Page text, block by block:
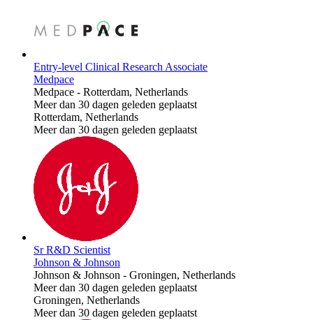
Entry-level Clinical Research Associate
Medpace
Medpace - Rotterdam, Netherlands
Meer dan 30 dagen geleden geplaatst
Rotterdam, Netherlands
Meer dan 30 dagen geleden geplaatst
Sr R&D Scientist
Johnson & Johnson
Johnson & Johnson - Groningen, Netherlands
Meer dan 30 dagen geleden geplaatst
Groningen, Netherlands
Meer dan 30 dagen geleden geplaatst